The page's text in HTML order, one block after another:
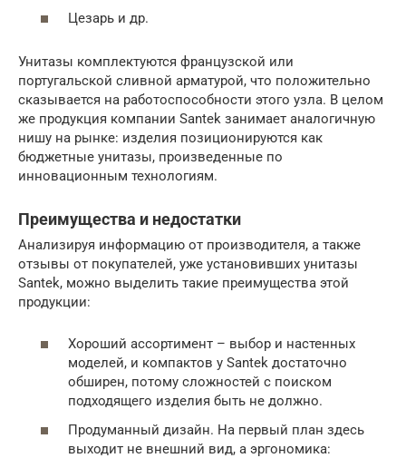
Цезарь и др.
Унитазы комплектуются французской или
португальской сливной арматурой, что положительно
сказывается на работоспособности этого узла. В целом
же продукция компании Santek занимает аналогичную
нишу на рынке: изделия позиционируются как
бюджетные унитазы, произведенные по
инновационным технологиям.
Преимущества и недостатки
Анализируя информацию от производителя, а также
отзывы от покупателей, уже установивших унитазы
Santek, можно выделить такие преимущества этой
продукции:
Хороший ассортимент – выбор и настенных
моделей, и компактов у Santek достаточно
обширен, потому сложностей с поиском
подходящего изделия быть не должно.
Продуманный дизайн. На первый план здесь
выходит не внешний вид, а эргономика: